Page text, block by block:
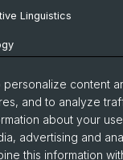
Linguistics
and Provincial
personalize content
and to analyze
about your
advertising and
this information